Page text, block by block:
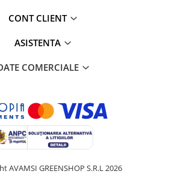
CONT CLIENT
ASISTENTA
COMERCIALE
AVAMSI GREENSHOP S.R.L 2026